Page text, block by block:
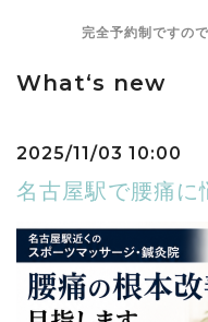
完全予約制ですの
What‘s new
2025/11/03 10:00
名古屋駅で腰痛に